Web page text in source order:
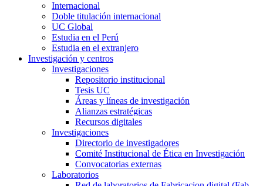
Internacional
Doble titulación internacional
UC Global
Estudia en el Perú
Estudia en el extranjero
Investigación y centros
Investigaciones
Repositorio institucional
Tesis UC
Áreas y líneas de investigación
Alianzas estratégicas
Recursos digitales
Investigaciones
Directorio de investigadores
Comité Institucional de Ética en Investigación
Convocatorias externas
Laboratorios